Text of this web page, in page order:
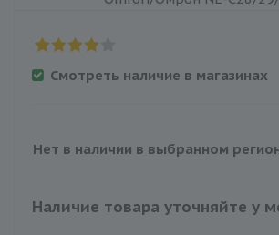
Смотреть наличие в магазинах
Нет в наличии в выбранном
Наличие товара уточняйте у